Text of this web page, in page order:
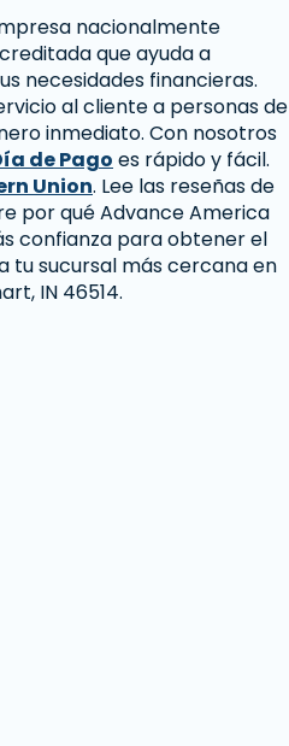
nacionalmente
que ayuda a
necesidades financieras.
al cliente a personas de
inmediato. Con nosotros
de Pago es rápido y fácil.
Union. Lee las reseñas de
por qué Advance America
confianza para obtener el
tu sucursal más cercana en
IN 46514.